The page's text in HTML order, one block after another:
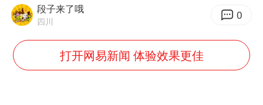
胜宏科技：股票交易异常波动
胡彦斌获《歌手2026》歌王
段子来了哦
四川 0
打开网易新闻 体验效果更佳